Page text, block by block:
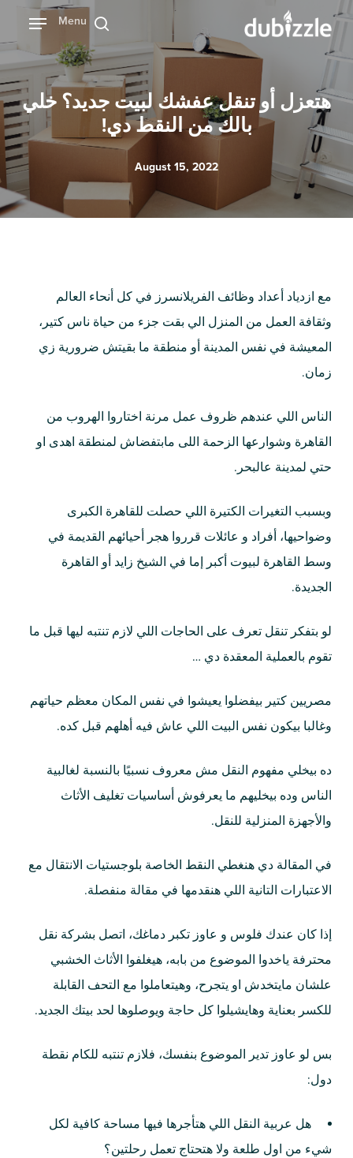
Skip
main
content
بحث
Menu
هتعزل أو تنقل عفشك لبيت جديد؟ خلي
بالك من النقط دي!
August 15, 2022
مع ازدياد أعداد وظائف الفريلانسرز في كل أنحاء العالم
وثقافة العمل من المنزل الي بقت جزء من حياة ناس كتير،
المعيشة في نفس المدينة أو منطقة ما بقيتش ضرورية زي
زمان.
الناس اللي عندهم ظروف عمل مرنة اختاروا الهروب من
القاهرة وشوارعها الزحمة اللى مابتفضاش لمنطقة اهدى او
حتي لمدينة عالبحر.
وبسبب التغيرات الكتيرة اللي حصلت للقاهرة الكبرى
وضواحيها، أفراد و عائلات قرروا هجر أحيائهم القديمة في
وسط القاهرة لبيوت أكبر إما في الشيخ زايد أو القاهرة
الجديدة.
لو بتفكر تنقل تعرف على الحاجات اللي لازم تنتبه ليها قبل ما
تقوم بالعملية المعقدة دي …
مصريين كتير بيفضلوا يعيشوا في نفس المكان معظم حياتهم
وغالبا بيكون نفس البيت اللي عاش فيه أهلهم قبل كده.
ده بيخلي مفهوم النقل مش معروف نسبيًا بالنسبة لغالبية
الناس وده بيخليهم ما يعرفوش أساسيات تغليف الأثاث
والأجهزة المنزلية للنقل.
في المقالة دي هنغطي النقط الخاصة بلوجستيات الانتقال مع
الاعتبارات التانية اللي هنقدمها في مقالة منفصلة.
إذا كان عندك فلوس و عاوز تكبر دماغك، اتصل بشركة نقل
محترفة ياخدوا الموضوع من بابه، هيغلفوا الأثاث الخشبي
علشان مايتخدش او يتجرح، وهيتعاملوا مع التحف القابلة
للكسر بعناية وهايشيلوا كل حاجة ويوصلوها لحد بيتك الجديد.
بس لو عاوز تدير الموضوع بنفسك، فلازم تنتبه للكام نقطة
دول:
هل عربية النقل اللي هتأجرها فيها مساحة كافية لكل
شيء من اول طلعة ولا هتحتاج تعمل رحلتين؟